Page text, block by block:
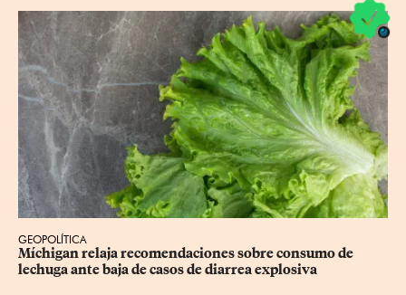
GEOPOLÍTICA
Míchigan relaja recomendaciones sobre consumo de
lechuga ante baja de casos de diarrea explosiva